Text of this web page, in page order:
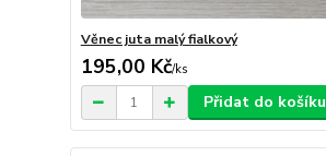
Věnec juta malý fialkový
195,00 Kč/ks
Přidat do košíku